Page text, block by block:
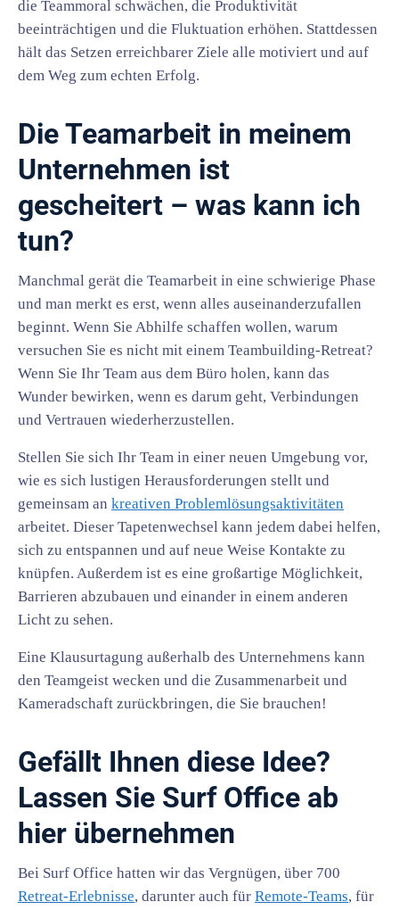
die Teammoral schwächen, die Produktivität
beeinträchtigen und die Fluktuation erhöhen. Stattdessen
hält das Setzen erreichbarer Ziele alle motiviert und auf
dem Weg zum echten Erfolg.
Die Teamarbeit in meinem
Unternehmen ist
gescheitert – was kann ich
tun?
Manchmal gerät die Teamarbeit in eine schwierige Phase
und man merkt es erst, wenn alles auseinanderzufallen
beginnt. Wenn Sie Abhilfe schaffen wollen, warum
versuchen Sie es nicht mit einem Teambuilding-Retreat?
Wenn Sie Ihr Team aus dem Büro holen, kann das
Wunder bewirken, wenn es darum geht, Verbindungen
und Vertrauen wiederherzustellen.
Stellen Sie sich Ihr Team in einer neuen Umgebung vor,
wie es sich lustigen Herausforderungen stellt und
gemeinsam an kreativen Problemlösungsaktivitäten
arbeitet. Dieser Tapetenwechsel kann jedem dabei helfen,
sich zu entspannen und auf neue Weise Kontakte zu
knüpfen. Außerdem ist es eine großartige Möglichkeit,
Barrieren abzubauen und einander in einem anderen
Licht zu sehen.
Eine Klausurtagung außerhalb des Unternehmens kann
den Teamgeist wecken und die Zusammenarbeit und
Kameradschaft zurückbringen, die Sie brauchen!
Gefällt Ihnen diese Idee?
Lassen Sie Surf Office ab
hier übernehmen
Bei Surf Office hatten wir das Vergnügen, über 700
Retreat-Erlebnisse, darunter auch für Remote-Teams, für